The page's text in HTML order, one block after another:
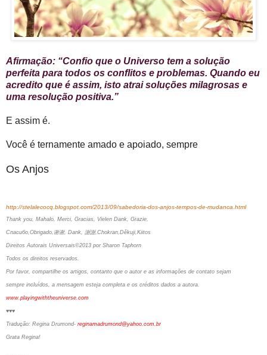
Afirmação: “Confio que o Universo tem a solução
perfeita para todos os conflitos e problemas. Quando eu
acredito que é assim, isto atrai soluções milagrosas e
uma resolução positiva.”
E assim é.
Você é ternamente amado e apoiado, sempre
Os Anjos
http://stelalecocq.blogspot.com/2013/09/sabedoria-dos-anjos-tempos-de-mudanca.html
Thank you, Mahalo, Merci, Gracias, Vielen Dank, Grazie,
Спасибо,Obrigado,谢谢, Dank, 謝謝,Chokran,Děkuji,Kiitos
Direitos Autorais Universais©2013 por Sharon Taphorn
Todos os direitos reservados.
Por favor, compartilhe os artigos, contanto que o autor e as informações de contato sejam
sempre incluídos, a mensagem esteja completa e os créditos dados a autora.
www.playingwiththeuniverse.com
♥♥♥
Tradução: Regina Drumond- reginamadrumond@yahoo.com.br
Grata Regina!